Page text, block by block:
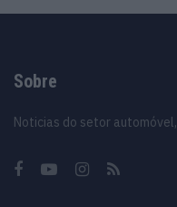
Sobre
Noticias do setor